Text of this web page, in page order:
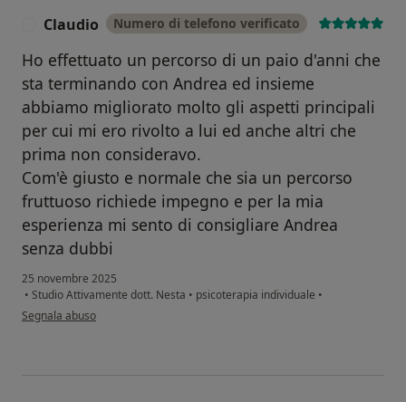
Claudio Numero di telefono verificato
Ho effettuato un percorso di un paio d'anni che
sta terminando con Andrea ed insieme
abbiamo migliorato molto gli aspetti principali
per cui mi ero rivolto a lui ed anche altri che
prima non consideravo.
Com'è giusto e normale che sia un percorso
fruttuoso richiede impegno e per la mia
esperienza mi sento di consigliare Andrea
senza dubbi
25 novembre 2025
• Studio Attivamente dott. Nesta • psicoterapia individuale •
secondo l'opinione dell'utente Claudio
Segnala abuso